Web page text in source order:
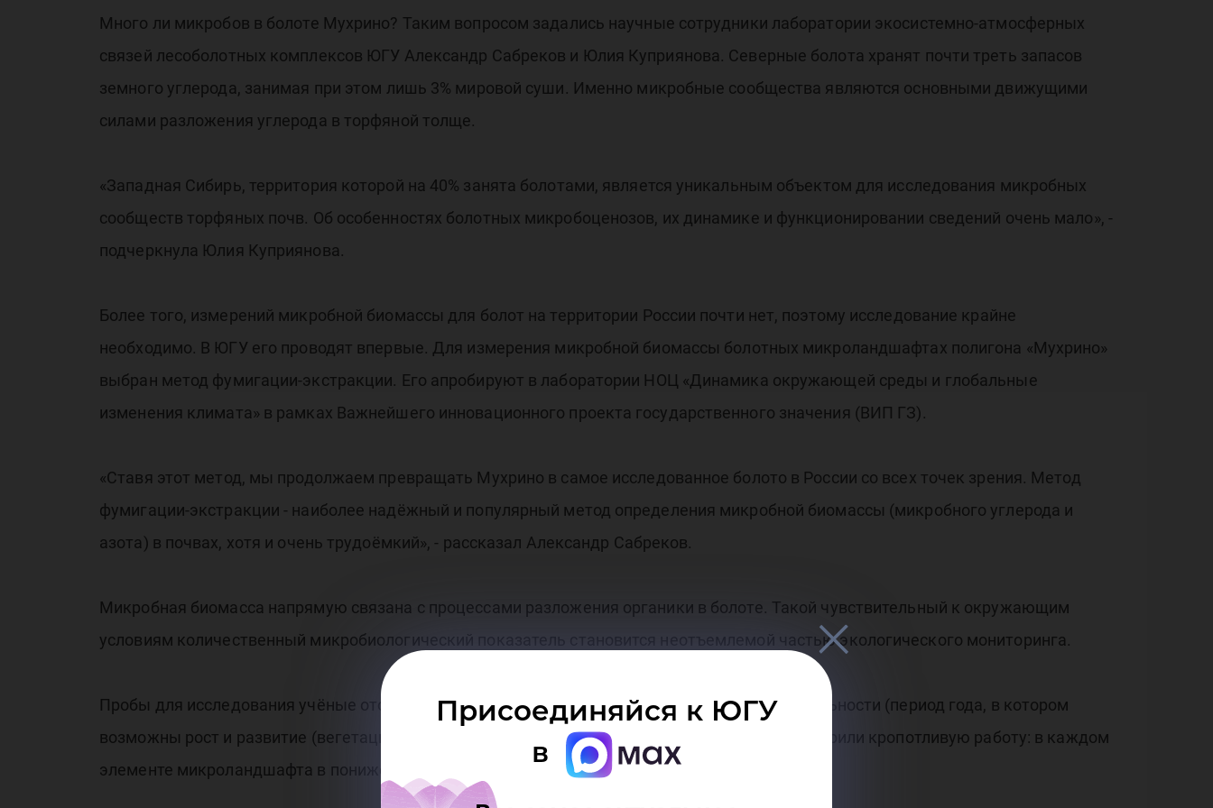
Присоединяйся к ЮГУ
в
Много ли микробов в болоте Мухрино? Таким вопросом задались научные сотрудники лаборатории экосистемно-атмосферных
связей лесоболотных комплексов ЮГУ Александр Сабреков и Юлия Куприянова. Северные болота хранят почти треть запасов
земного углерода, занимая при этом лишь 3% мировой суши. Именно микробные сообщества являются основными движущими
силами разложения углерода в торфяной толще.
«Западная Сибирь, территория которой на 40% занята болотами, является уникальным объектом для исследования микробных
сообществ торфяных почв. Об особенностях болотных микробоценозов, их динамике и функционировании сведений очень мало», -
подчеркнула Юлия Куприянова.
Более того, измерений микробной биомассы для болот на территории России почти нет, поэтому исследование крайне
необходимо. В ЮГУ его проводят впервые. Для измерения микробной биомассы болотных микроландшафтах полигона «Мухрино»
выбран метод фумигации-экстракции. Его апробируют в лаборатории НОЦ «Динамика окружающей среды и глобальные
изменения климата» в рамках Важнейшего инновационного проекта государственного значения (ВИП ГЗ).
«Ставя этот метод, мы продолжаем превращать Мухрино в самое исследованное болото в России со всех точек зрения. Метод
фумигации-экстракции - наиболее надёжный и популярный метод определения микробной биомассы (микробного углерода и
азота) в почвах, хотя и очень трудоёмкий», - рассказал Александр Сабреков.
Микробная биомасса напрямую связана с процессами разложения органики в болоте. Такой чувствительный к окружающим
условиям количественный микробиологический показатель становится неотъемлемой частью экологического мониторинга.
Пробы для исследования учёные отобрали в конце вегетационного сезона болотной растительности (период года, в котором
возможны рост и развитие (вегетация) растений) на четырёх площадках. Здесь учёные проверили кропотливую работу: в каждом
элементе микроландшафта в понижениях и повышениях вырезали по три торфяных монолита.